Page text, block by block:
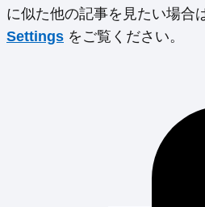
に似た他の記事を見たい場合
Settings をご覧ください。